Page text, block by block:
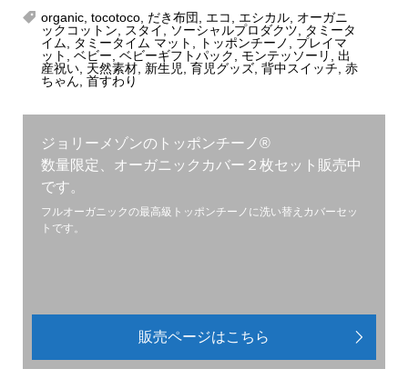
organic, tocotoco, だき布団, エコ, エシカル, オーガニ
ックコットン, スタイ, ソーシャルプロダクツ, タミータ
イム, タミータイム マット , トッポンチーノ , プレイマ
ット , ベビー, ベビーギフトパック, モンテッソーリ , 出
産祝い, 天然素材, 新生児, 育児グッズ, 背中スイッチ, 赤
ちゃん, 首すわり
ジョリーメゾンのトッポンチーノ®︎
数量限定、オーガニックカバー２枚セット販売中
です。
フルオーガニックの最高級トッポンチーノに洗い替えカバーセッ
トです。
販売ページはこちら